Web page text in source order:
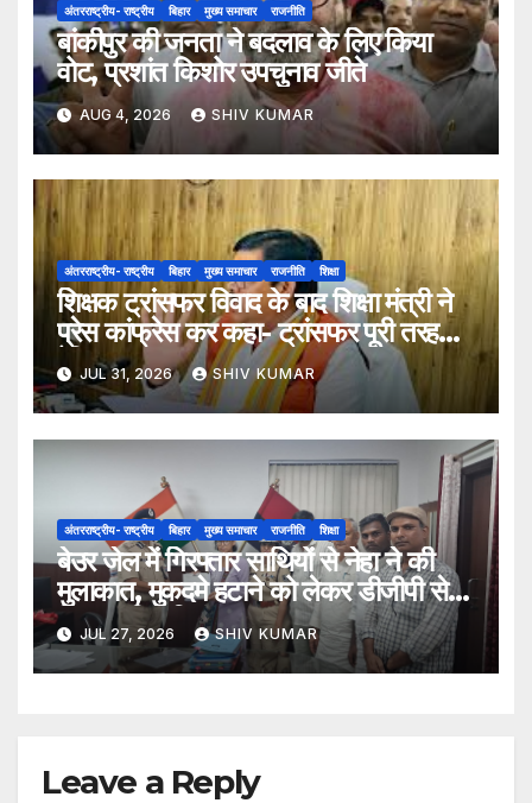
अंतरराष्ट्रीय- राष्ट्रीय बिहार मुख्य समाचार राजनीति
बांकीपुर की जनता ने बदलाव के लिए किया
वोट, प्रशांत किशोर उपचुनाव जीते
AUG 4, 2026 SHIV KUMAR
अंतरराष्ट्रीय- राष्ट्रीय बिहार मुख्य समाचार राजनीति शिक्षा
शिक्षक ट्रांसफर विवाद के बाद शिक्षा मंत्री ने
प्रेस कांफ्रेस कर कहा- ट्रांसफर पूरी तरह
ऐच्छिक
JUL 31, 2026 SHIV KUMAR
अंतरराष्ट्रीय- राष्ट्रीय बिहार मुख्य समाचार राजनीति शिक्षा
बेउर जेल में गिरफ्तार साथियों से नेहा ने की
मुलाकात, मुकदमे हटाने को लेकर डीजीपी से
मिला प्रतिनिधिमंडल
JUL 27, 2026 SHIV KUMAR
Leave a Reply